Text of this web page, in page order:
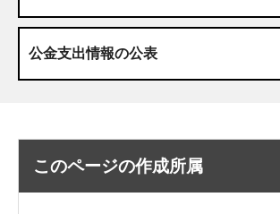
公金支出情報の公表
このページの作成所属